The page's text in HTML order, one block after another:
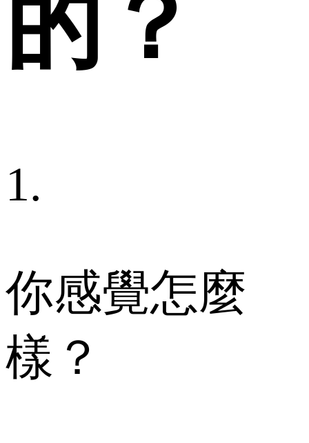
的？
1.
你感覺怎麼
樣？